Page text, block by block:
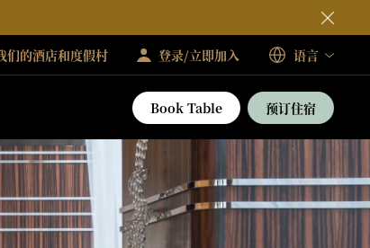
们的酒店和度假村 登录/立即加入 语言
Book Table 预订住宿